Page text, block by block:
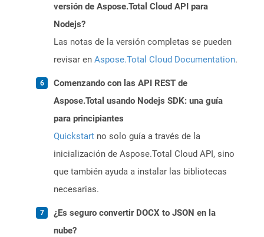
versión de Aspose.Total Cloud API para
Nodejs?
Las notas de la versión completas se pueden
revisar en Aspose.Total Cloud Documentation.
Comenzando con las API REST de
Aspose.Total usando Nodejs SDK: una guía
para principiantes
Quickstart no solo guía a través de la
inicialización de Aspose.Total Cloud API, sino
que también ayuda a instalar las bibliotecas
necesarias.
¿Es seguro convertir DOCX to JSON en la
nube?